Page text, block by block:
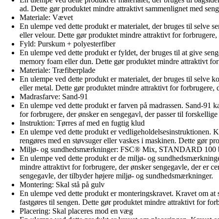
ad. Dette gør produktet mindre attraktivt sammenlignet med
Materiale: Vævet
En ulempe ved dette produkt er materialet, der bruges til selve
eller velour. Dette gør produktet mindre attraktivt for
Fyld: Purskum + polyesterfiber
En ulempe ved dette produkt er fyldet, der bruges til at give
memory foam eller dun. Dette gør produktet mindre attraktivt
Materiale: Træfiberplade
En ulempe ved dette produkt er materialet, der bruges til selve
eller metal. Dette gør produktet mindre attraktivt for forbrugere,
Madrasfarve: Sand-91
En ulempe ved dette produkt er farven på madrassen. Sand-
for forbrugere, der ønsker en sengegavl, der passer til
Instruktion: Tørres af med en fugtig klud
En ulempe ved dette produkt er vedligeholdelsesinstruktionen.
rengøres med en støvsuger eller vaskes i maskinen. Dette gør
Miljø- og sundhedsmærkninger: FSC® Mix, STANDARD
En ulempe ved dette produkt er de miljø- og
mindre attraktivt for forbrugere, der ønsker sengegavle, der er
sengegavle, der tilbyder højere miljø- og sundhedsmærkninger.
Montering: Skal stå på gulv
En ulempe ved dette produkt er monteringskravet. Kravet om
fastgøres til sengen. Dette gør produktet mindre attraktivt for
Placering: Skal placeres mod en væg